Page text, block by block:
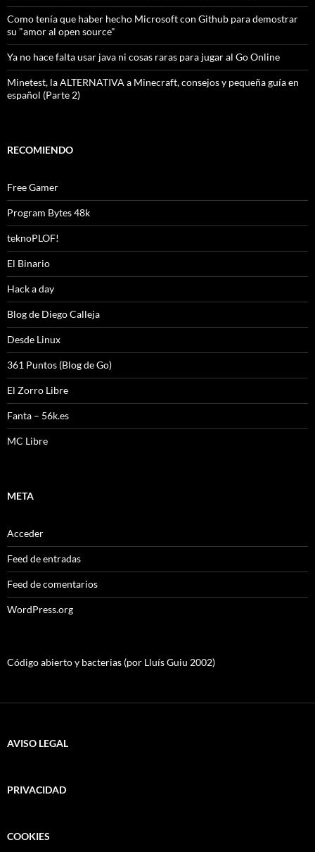
Como tenía que haber hecho Microsoft con Github para demostrar
su "amor al open source"
Ya no hace falta usar java ni cosas raras para jugar al Go Online
Minetest, la ALTERNATIVA a Minecraft, consejos y pequeña guía en
español (Parte 2)
RECOMIENDO
Free Gamer
Program Bytes 48k
teknoPLOF!
El Binario
Hack a day
Blog de Diego Calleja
Desde Linux
361 Puntos (Blog de Go)
El Zorro Libre
Fanta – 56k.es
MC Libre
META
Acceder
Feed de entradas
Feed de comentarios
WordPress.org
Código abierto y bacterias (por Lluís Guiu 2002)
AVISO LEGAL
PRIVACIDAD
COOKIES